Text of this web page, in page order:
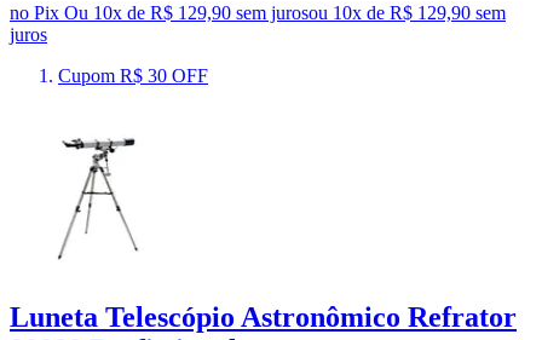
no Pix Ou 10x de R$ 129,90 sem jurosou 10x de R$ 129,90 sem
juros
Cupom R$ 30 OFF
Luneta Telescópio Astronômico Refrator